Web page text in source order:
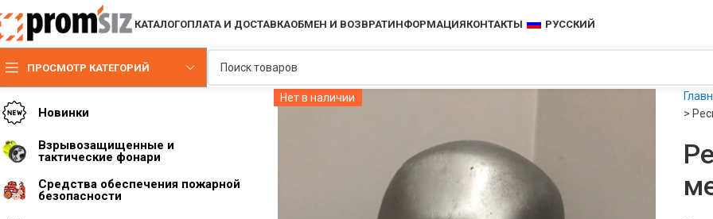
КАТАЛОГОПЛАТА И ДОСТАВКАОБМЕН И ВОЗВРАТИНФОРМАЦИЯКОНТАКТЫ РУССКИЙ
ПРОСМОТР КАТЕГОРИЙ
Новинки
Взрывозащищенные и
тактические фонари
Средства обеспечения пожарной
безопасности
Нет в наличии
>